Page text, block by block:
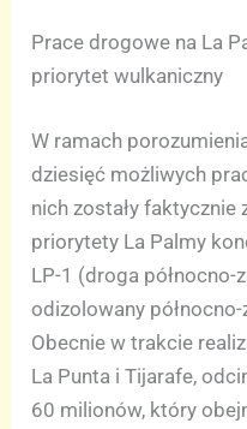
Prace drogowe na La
priorytet wulkaniczny
W ramach
dziesięć możliwych
nich zostały faktycznie
priorytety La Palmy
LP-1 (droga północno-
odizolowany
Obecnie w trakcie
La Punta i Tijarafe,
60 milionów, który